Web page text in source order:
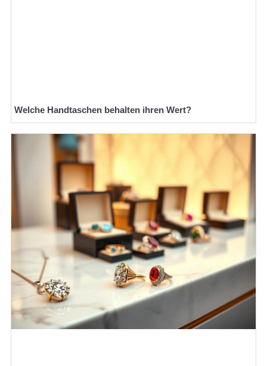
Welche Handtaschen behalten ihren Wert?